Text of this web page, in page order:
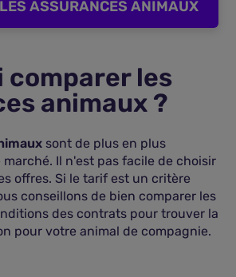
ASSURANCES ANIMAUX
comparer les
animaux ?
sont de plus en plus
Il n'est pas facile de choisir
offres. Si le tarif est un critère
conseillons de bien comparer les
des contrats pour trouver la
pour votre animal de compagnie.